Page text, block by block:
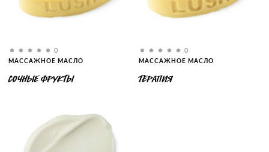
0
МАССАЖНОЕ МАСЛО
СОЧНЫЕ ФРУКТЫ
0
МАССАЖНОЕ МАСЛО
ТЕРАПИЯ